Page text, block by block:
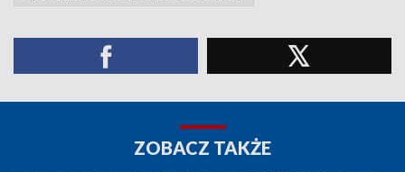
ZOBACZ TAKŻE